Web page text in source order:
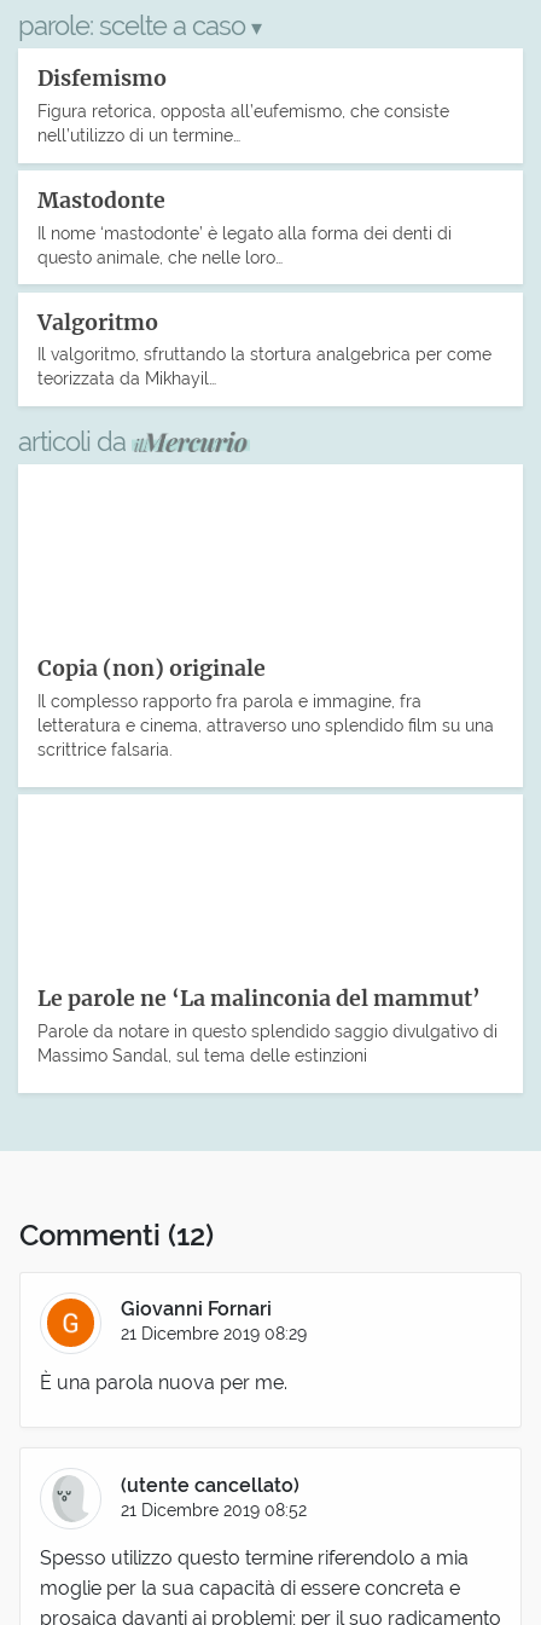
parole: scelte a caso ▾
Disfemismo
Figura retorica, opposta all’eufemismo, che consiste
nell’utilizzo di un termine…
Mastodonte
Il nome ‘mastodonte’ è legato alla forma dei denti di
questo animale, che nelle loro…
Valgoritmo
Il valgoritmo, sfruttando la stortura analgebrica per come
teorizzata da Mikhayil…
articoli da
Copia (non) originale
Il complesso rapporto fra parola e immagine, fra
letteratura e cinema, attraverso uno splendido film su una
scrittrice falsaria.
Le parole ne ‘La malinconia del mammut’
Parole da notare in questo splendido saggio divulgativo di
Massimo Sandal, sul tema delle estinzioni
Commenti (12)
Giovanni Fornari
21 Dicembre 2019 08:29
È una parola nuova per me.
(utente cancellato)
21 Dicembre 2019 08:52
Spesso utilizzo questo termine riferendolo a mia
moglie per la sua capacità di essere concreta e
prosaica davanti ai problemi; per il suo radicamento